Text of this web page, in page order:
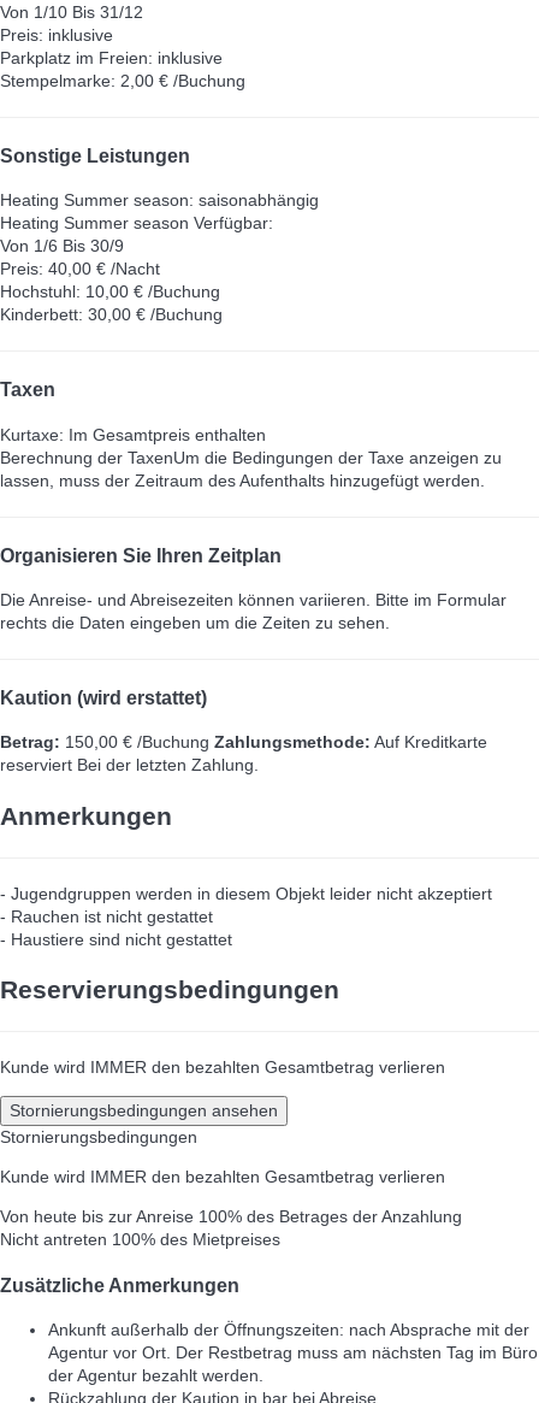
Von 1/10 Bis 31/12
Preis: inklusive
Parkplatz im Freien: inklusive
Stempelmarke: 2,00 € /Buchung
Sonstige Leistungen
Heating Summer season: saisonabhängig
Heating Summer season Verfügbar:
Von 1/6 Bis 30/9
Preis: 40,00 € /Nacht
Hochstuhl: 10,00 € /Buchung
Kinderbett: 30,00 € /Buchung
Taxen
Kurtaxe: Im Gesamtpreis enthalten
Berechnung der TaxenUm die Bedingungen der Taxe anzeigen zu
lassen, muss der Zeitraum des Aufenthalts hinzugefügt werden.
Organisieren Sie Ihren Zeitplan
Die Anreise- und Abreisezeiten können variieren. Bitte im Formular
rechts die Daten eingeben um die Zeiten zu sehen.
Kaution (wird erstattet)
Betrag: 150,00 € /Buchung Zahlungsmethode: Auf Kreditkarte
reserviert Bei der letzten Zahlung.
Anmerkungen
- Jugendgruppen werden in diesem Objekt leider nicht akzeptiert
- Rauchen ist nicht gestattet
- Haustiere sind nicht gestattet
Reservierungsbedingungen
Kunde wird IMMER den bezahlten Gesamtbetrag verlieren
Stornierungsbedingungen ansehen
Stornierungsbedingungen
Kunde wird IMMER den bezahlten Gesamtbetrag verlieren
Von heute bis zur Anreise 100% des Betrages der Anzahlung
Nicht antreten 100% des Mietpreises
Zusätzliche Anmerkungen
Ankunft außerhalb der Öffnungszeiten: nach Absprache mit der
Agentur vor Ort. Der Restbetrag muss am nächsten Tag im Büro
der Agentur bezahlt werden.
Rückzahlung der Kaution in bar bei Abreise.